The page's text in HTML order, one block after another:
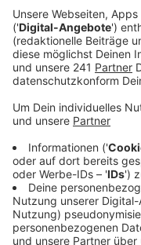
Veröffentlicht:
Anzeige
Bessere
Anzeige
So könne man einen
herstellen und man